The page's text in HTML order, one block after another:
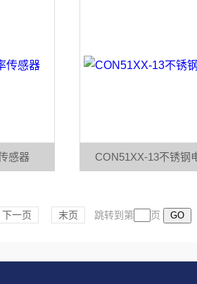
感器 CON51XX-13不锈钢
下一页 末页 跳转到第 页